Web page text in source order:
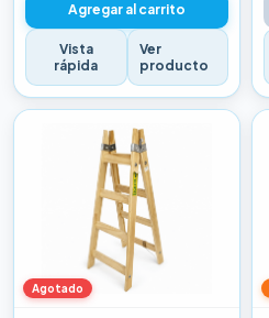
Agregar al carrito
Vista
rápida
Ver
producto
Agotado